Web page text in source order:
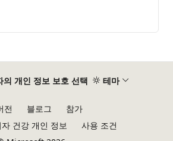
의 개인 정보 보호 선택 테마
전 블로그
참가
자 건강 개인 정보
사용 조건